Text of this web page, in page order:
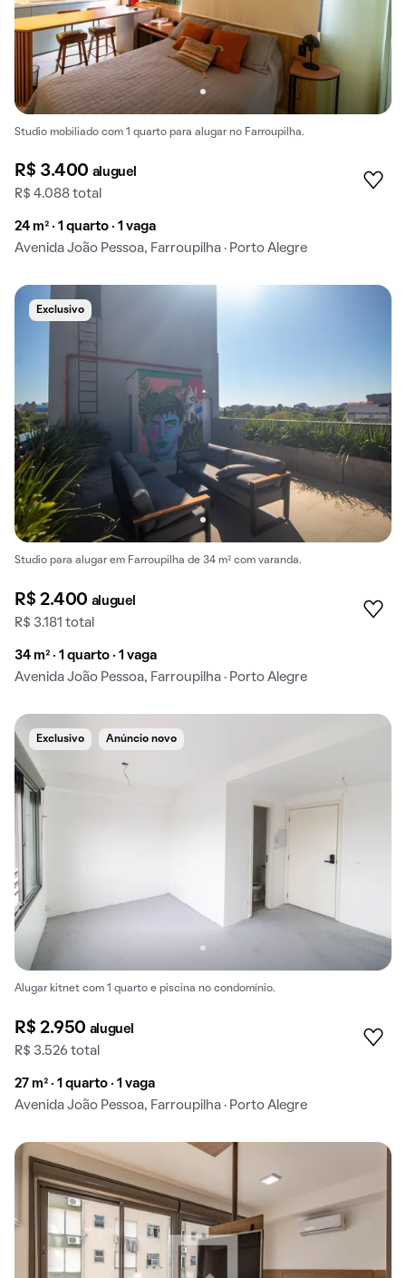
Studio mobiliado com 1 quarto para alugar no Farroupilha.
R$ 3.400 aluguel
R$ 4.088 total
24 m² · 1 quarto · 1 vaga
Avenida João Pessoa, Farroupilha · Porto Alegre
Exclusivo
Studio para alugar em Farroupilha de 34 m² com varanda.
R$ 2.400 aluguel
R$ 3.181 total
34 m² · 1 quarto · 1 vaga
Avenida João Pessoa, Farroupilha · Porto Alegre
Exclusivo Anúncio novo
Alugar kitnet com 1 quarto e piscina no condomínio.
R$ 2.950 aluguel
R$ 3.526 total
27 m² · 1 quarto · 1 vaga
Avenida João Pessoa, Farroupilha · Porto Alegre